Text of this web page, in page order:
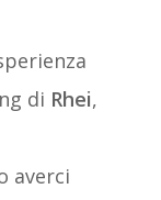
di Rhei,
averci